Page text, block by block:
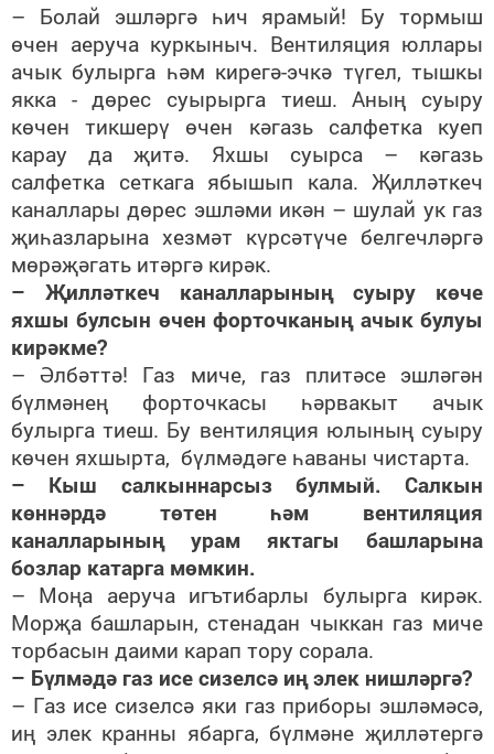
– Болай эшләргә һич ярамый! Бу тормыш
өчен аеруча куркыныч. Вентиляция юллары
ачык булырга һәм кирегә-эчкә түгел, тышкы
якка - дөрес суырырга тиеш. Аның суыру
көчен тикшерү өчен кәгазь салфетка куеп
карау да җитә. Яхшы суырса – кәгазь
салфетка сеткага ябышып кала. Җилләткеч
каналлары дөрес эшләми икән – шулай ук газ
җиһазларына хезмәт күрсәтүче белгечләргә
мөрәҗәгать итәргә кирәк.
– Җилләткеч каналларының суыру көче
яхшы булсын өчен форточканың ачык булуы
кирәкме?
– Әлбәттә! Газ миче, газ плитәсе эшләгән
бүлмәнең форточкасы һәрвакыт ачык
булырга тиеш. Бу вентиляция юлының суыру
көчен яхшырта, бүлмәдәге һаваны чистарта.
– Кыш салкыннарсыз булмый. Салкын
көннәрдә төтен һәм вентиляция
каналларының урам яктагы башларына
бозлар катарга мөмкин.
– Моңа аеруча игътибарлы булырга кирәк.
Морҗа башларын, стенадан чыккан газ миче
торбасын даими карап тору сорала.
– Бүлмәдә газ исе сизелсә иң элек нишләргә?
– Газ исе сизелсә яки газ приборы эшләмәсә,
иң элек кранны ябарга, бүлмәне җилләтергә